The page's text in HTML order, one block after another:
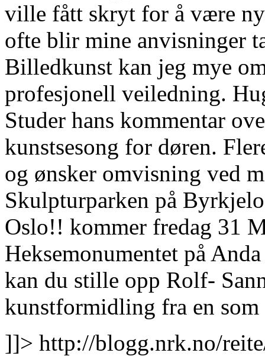
ville fått skryt for å være
ofte blir mine anvisninger
Billedkunst kan jeg mye
profesjonell veiledning.
Studer hans kommentar
kunstsesong for døren.
og ønsker omvisning ved
Skulpturparken på
Oslo!! kommer fredag 31
Heksemonumentet på
kan du stille opp Rolf-
kunstformidling fra en
]]> http://blogg.nrk.no/